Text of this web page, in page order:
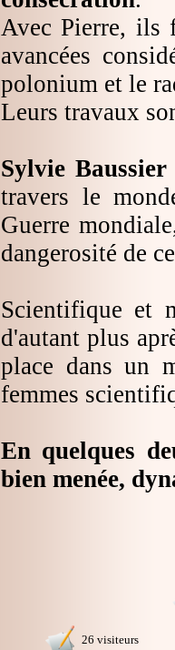
Avec Pierre, ils
avancées
polonium et le
Leurs travaux
Sylvie
travers le
Guerre
dangerosité de
Scientifique et
d'autant plus
place dans un
femmes
En quelques
bien menée,
26 visiteurs